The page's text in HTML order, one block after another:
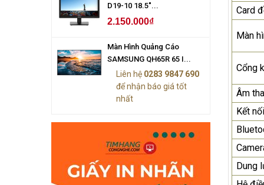
D19-10 18.5"...
2.150.000₫
Màn Hình Quảng Cáo
SAMSUNG QH65R 65 I...
Liên hệ 0283 9847 690
để nhận báo giá tốt
nhất
Card
Màn
Cổng
Âm
Kết
Dung